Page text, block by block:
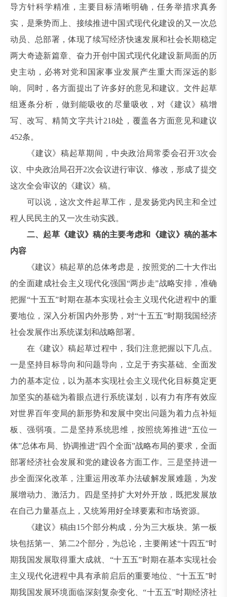
导方针科学精准，主要目标清晰明确，任务举措求真务
实，是乘势而上、接续推进中国式现代化建设的又一次总
动员、总部署，体现了续写经济快速发展和社会长期稳定
两大奇迹新篇章、奋力开创中国式现代化建设新局面的历
史主动，必将对党和国家事业发展产生重大而深远的影
响。同时，各方面提出了许多好的意见和建议。文件起草
组逐条分析，做到能吸收的尽量吸收，对《建议》稿增
写、改写、精简文字共计218处，覆盖各方面意见和建议
452条。
《建议》稿起草期间，中央政治局常委会召开3次会
议、中央政治局召开2次会议进行审议、修改，形成了提交
这次全会审议的《建议》稿。
可以说，这次文件起草工作，是发扬党内民主和全过
程人民民主的又一次生动实践。
二、起草《建议》稿的主要考虑和《建议》稿的基本
内容
《建议》稿起草的总体考虑是，按照党的二十大作出
的全面建成社会主义现代化强国“两步走”战略安排，准确
把握“十五五”时期在基本实现社会主义现代化进程中的重
要地位，深入分析国内外形势，对“十五五”时期我国经济
社会发展作出系统谋划和战略部署。
在《建议》稿起草过程中，我们注意把握以下几点。
一是坚持目标导向和问题导向，立足于夯实基础、全面发
力的基本定位，以为基本实现社会主义现代化目标奠定更
加坚实的基础为着眼点进行系统谋划，以有力有序有效应
对世界百年变局的新形势和发展中突出问题为着力点补短
板、强弱项。二是坚持系统思维，按照统筹推进“五位一
体”总体布局、协调推进“四个全面”战略布局的要求，全面
部署经济社会发展和党的建设各方面工作。三是坚持进一
步全面深化改革，注重运用改革办法破解发展难题，为发
展增动力、激活力。四是坚持扩大对外开放，既把发展放
在自己力量基点上，又统筹用好全球要素和市场资源。
《建议》稿由15个部分构成，分为三大板块。第一板
块包括第一、第二2个部分，为总论，主要阐述“十四五”时
期我国发展取得重大成就、“十五五”时期在基本实现社会
主义现代化进程中具有承前启后的重要地位、“十五五”时
期我国发展环境面临深刻复杂变化、“十五五”时期经济社